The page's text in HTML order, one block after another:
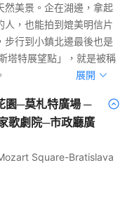
然美景。企在湖邊，拿起
人，也能拍到媲美明信片
步行到小鎮北邊最後也是
塔特展望點」，就是被稱
展開
園─莫札特廣場 ─
歌劇院─市政廳廣
Square-Bratislava